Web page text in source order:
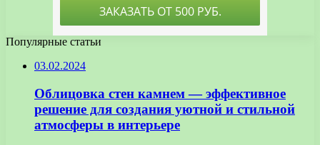
Популярные статьи
03.02.2024
Облицовка стен камнем — эффективное
решение для создания уютной и стильной
атмосферы в интерьере